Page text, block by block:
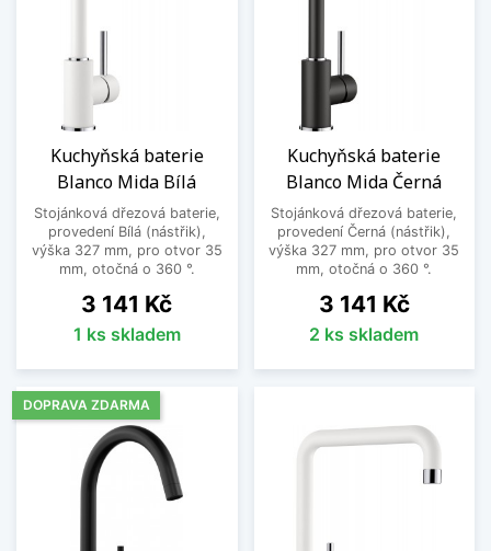
Kuchyňská baterie
Blanco Mida Bílá
Stojánková dřezová baterie,
provedení Bílá (nástřik),
výška 327 mm, pro otvor 35
mm, otočná o 360 °.
Cena
3 141 Kč
1 ks skladem
Kuchyňská baterie
Blanco Mida Černá
Stojánková dřezová baterie,
provedení Černá (nástřik),
výška 327 mm, pro otvor 35
mm, otočná o 360 °.
Cena
3 141 Kč
2 ks skladem
DOPRAVA ZDARMA